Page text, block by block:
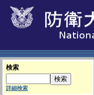
検索
詳細検索